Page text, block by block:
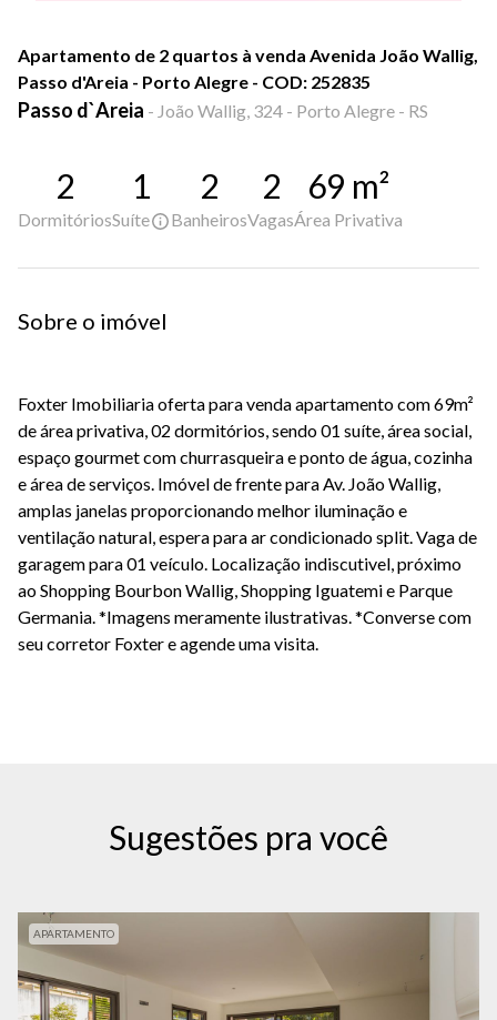
Apartamento de 2 quartos à venda Avenida João Wallig,
Passo d'Areia - Porto Alegre - COD: 252835
Passo d`Areia - João Wallig, 324 - Porto Alegre - RS
2
Dormitórios
1
Suíte
2
Banheiros
2
Vagas
69 m²
Área Privativa
Sobre o imóvel
Foxter Imobiliaria oferta para venda apartamento com 69m²
de área privativa, 02 dormitórios, sendo 01 suíte, área social,
espaço gourmet com churrasqueira e ponto de água, cozinha
e área de serviços. Imóvel de frente para Av. João Wallig,
amplas janelas proporcionando melhor iluminação e
ventilação natural, espera para ar condicionado split. Vaga de
garagem para 01 veículo. Localização indiscutivel, próximo
ao Shopping Bourbon Wallig, Shopping Iguatemi e Parque
Germania. *Imagens meramente ilustrativas. *Converse com
seu corretor Foxter e agende uma visita.
Sugestões pra você
APARTAMENTO